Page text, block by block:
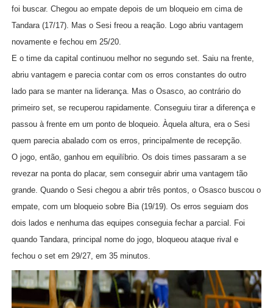
foi buscar. Chegou ao empate depois de um bloqueio em cima de
Tandara (17/17). Mas o Sesi freou a reação. Logo abriu vantagem
novamente e fechou em 25/20.
E o time da capital continuou melhor no segundo set. Saiu na frente,
abriu vantagem e parecia contar com os erros constantes do outro
lado para se manter na liderança. Mas o Osasco, ao contrário do
primeiro set, se recuperou rapidamente. Conseguiu tirar a diferença e
passou à frente em um ponto de bloqueio. Àquela altura, era o Sesi
quem parecia abalado com os erros, principalmente de recepção.
O jogo, então, ganhou em equilíbrio. Os dois times passaram a se
revezar na ponta do placar, sem conseguir abrir uma vantagem tão
grande. Quando o Sesi chegou a abrir três pontos, o Osasco buscou o
empate, com um bloqueio sobre Bia (19/19). Os erros seguiam dos
dois lados e nenhuma das equipes conseguia fechar a parcial. Foi
quando Tandara, principal nome do jogo, bloqueou ataque rival e
fechou o set em 29/27, em 35 minutos.